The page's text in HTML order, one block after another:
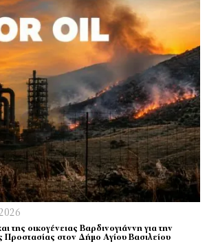
της οικογένειας Βαρδινογιάννη για την
Προστασίας στον Δήμο Αγίου Βασιλείου